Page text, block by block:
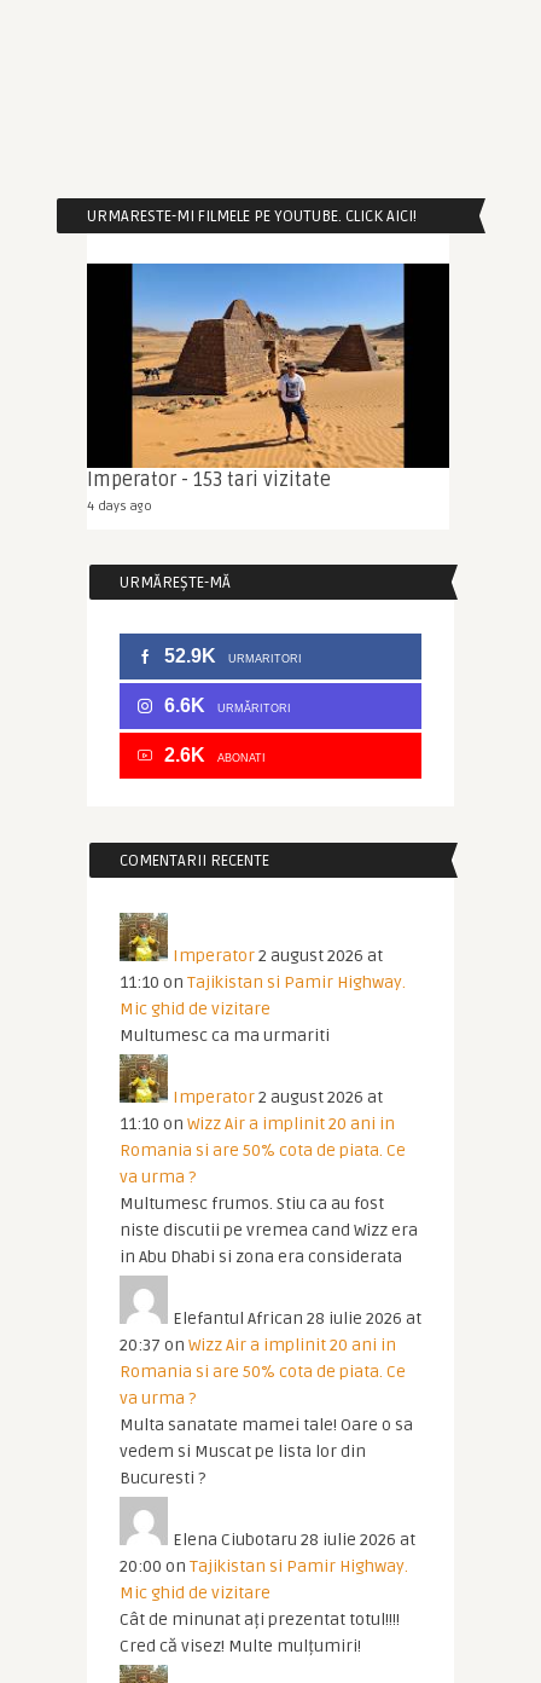
URMARESTE-MI FILMELE PE YOUTUBE. CLICK AICI!
Imperator - 153 tari vizitate
4 days ago
URMĂREȘTE-MĂ
52.9K URMARITORI
6.6K URMĂRITORI
2.6K ABONATI
COMENTARII RECENTE
Imperator2 august 2026 at
11:10 on Tajikistan si Pamir Highway.
Mic ghid de vizitare
Multumesc ca ma urmariti
Imperator2 august 2026 at
11:10 on Wizz Air a implinit 20 ani in
Romania si are 50% cota de piata. Ce
va urma ?
Multumesc frumos. Stiu ca au fost
niste discutii pe vremea cand Wizz era
in Abu Dhabi si zona era considerata
Elefantul African 28 iulie 2026 at
20:37 on Wizz Air a implinit 20 ani in
Romania si are 50% cota de piata. Ce
va urma ?
Multa sanatate mamei tale! Oare o sa
vedem si Muscat pe lista lor din
Bucuresti ?
Elena Ciubotaru 28 iulie 2026 at
20:00 on Tajikistan si Pamir Highway.
Mic ghid de vizitare
Cât de minunat ați prezentat totul!!!!
Cred că visez! Multe mulțumiri!